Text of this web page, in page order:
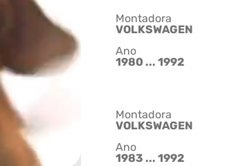
Montadora
VOLKSWAGEN
Ano
1980 ... 1992
Montadora
VOLKSWAGEN
Ano
1983 ... 1992